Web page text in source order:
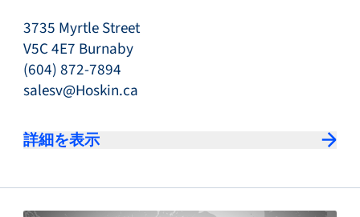
3735 Myrtle Street
V5C 4E7 Burnaby
(604) 872-7894
salesv@Hoskin.ca
詳細を表示